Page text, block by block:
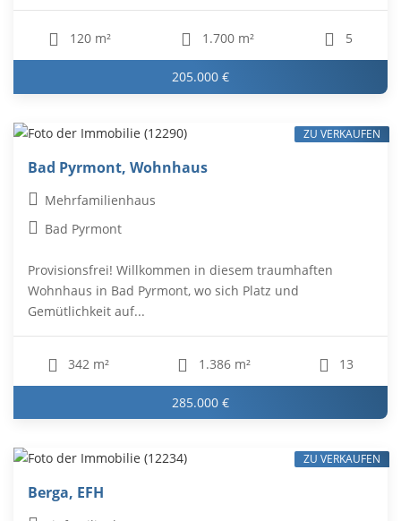
120 m² 1.700 m² 5
205.000 €
Bad Pyrmont, Wohnhaus
Mehrfamilienhaus
Bad Pyrmont
Provisionsfrei! Willkommen in diesem traumhaften
Wohnhaus in Bad Pyrmont, wo sich Platz und
Gemütlichkeit auf...
342 m² 1.386 m² 13
285.000 €
ZU VERKAUFEN
Berga, EFH
ZU VERKAUFEN